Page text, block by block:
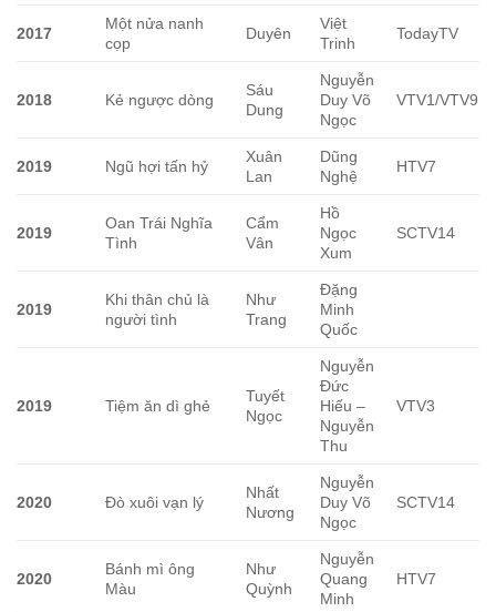
2017
Một nửa nanh
cọp
Duyên
Việt
Trinh
TodayTV
2018 Kẻ ngược dòng
Sáu
Dung
Nguyễn
Duy Võ
Ngọc
VTV1/VTV9
2019 Ngũ hợi tấn hỷ
Xuân
Lan
Dũng
Nghệ
HTV7
2019
Oan Trái Nghĩa
Tình
Cẩm
Vân
Hồ
Ngọc
Xum
SCTV14
2019
Khi thân chủ là
người tình
Như
Trang
Đặng
Minh
Quốc
2019 Tiệm ăn dì ghẻ
Tuyết
Ngọc
Nguyễn
Đức
Hiếu –
Nguyễn
Thu
VTV3
2020 Đò xuôi vạn lý
Nhất
Nương
Nguyễn
Duy Võ
Ngọc
SCTV14
2020
Bánh mì ông
Màu
Như
Quỳnh
Nguyễn
Quang
Minh
HTV7